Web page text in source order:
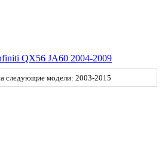
QX56 JA60 2004-2009
следующие модели: 2003-2015